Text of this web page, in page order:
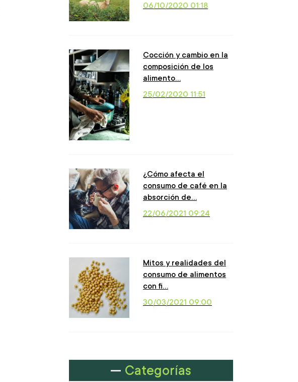
06/10/2020 01:18
Cocción y cambio en la
composición de los
alimento…
25/02/2020 11:51
¿Cómo afecta el
consumo de café en la
absorción de…
22/06/2021 09:24
Mitos y realidades del
consumo de alimentos
con fi…
30/03/2021 09:00
Categorías